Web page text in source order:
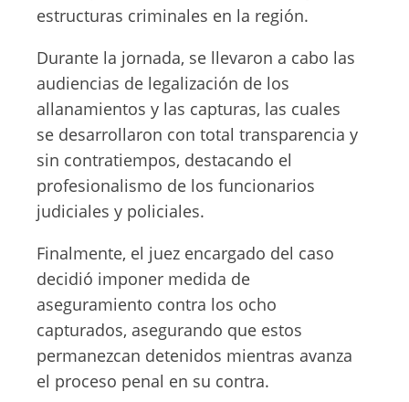
estructuras criminales en la región.
Durante la jornada, se llevaron a cabo las
audiencias de legalización de los
allanamientos y las capturas, las cuales
se desarrollaron con total transparencia y
sin contratiempos, destacando el
profesionalismo de los funcionarios
judiciales y policiales.
Finalmente, el juez encargado del caso
decidió imponer medida de
aseguramiento contra los ocho
capturados, asegurando que estos
permanezcan detenidos mientras avanza
el proceso penal en su contra.